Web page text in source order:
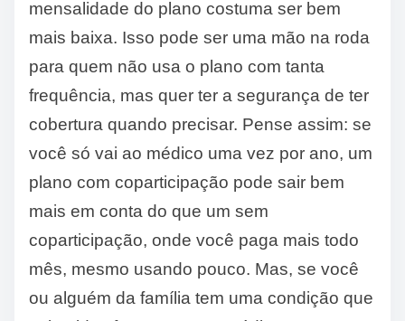
mensalidade do plano costuma ser bem
mais baixa. Isso pode ser uma mão na roda
para quem não usa o plano com tanta
frequência, mas quer ter a segurança de ter
cobertura quando precisar. Pense assim: se
você só vai ao médico uma vez por ano, um
plano com coparticipação pode sair bem
mais em conta do que um sem
coparticipação, onde você paga mais todo
mês, mesmo usando pouco. Mas, se você
ou alguém da família tem uma condição que